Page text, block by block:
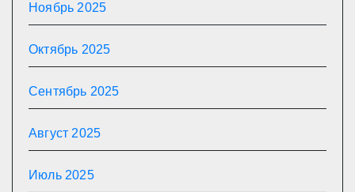
Ноябрь 2025
Октябрь 2025
Сентябрь 2025
Август 2025
Июль 2025